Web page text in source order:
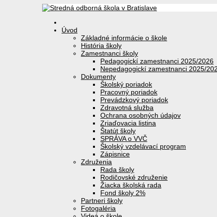
Úvod
Základné informácie o škole
História školy
Zamestnanci školy
Pedagogickí zamestnanci 2025/2026
Nepedagogickí zamestnanci 2025/
Dokumenty
Školský poriadok
Pracovný poriadok
Prevádzkový poriadok
Zdravotná služba
Ochrana osobných údajov
Zriaďovacia listina
Štatút školy
SPRÁVA o VVČ
Školský vzdelávací program
Zápisnice
Združenia
Rada školy
Rodičovské združenie
Žiacka školská rada
Fond školy 2%
Partneri školy
Fotogaléria